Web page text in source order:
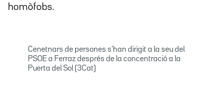
homòfobs.
Cenetnars de persones s'han dirigit a la seu del
PSOE a Ferraz després de la concentració a la
Puerta del Sol (3Cat)